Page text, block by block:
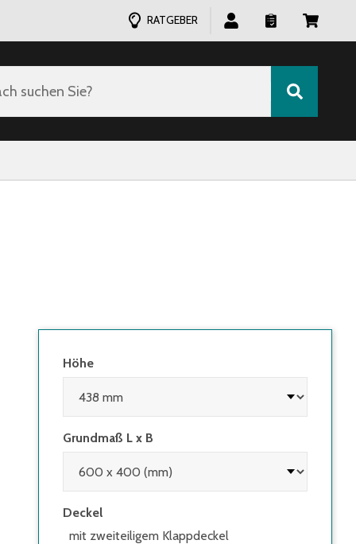
RATGEBER
suchen Sie?
Höhe
Grundmaß L x B
Deckel
mit zweiteiligem Klappdeckel